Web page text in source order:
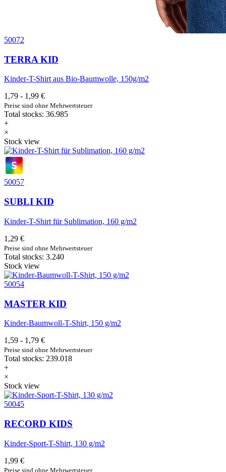
50072
TERRA KID
Kinder-T-Shirt aus Bio-Baumwolle, 150g/m2
1,79 - 1,99 €
Preise sind ohne Mehrwertsteuer
Total stocks: 36.985
+
×
Stock view
50057
SUBLI KID
Kinder-T-Shirt für Sublimation, 160 g/m2
1,29 €
Preise sind ohne Mehrwertsteuer
Total stocks: 3.240
Stock view
50054
MASTER KID
Kinder-Baumwoll-T-Shirt, 150 g/m2
1,59 - 1,79 €
Preise sind ohne Mehrwertsteuer
Total stocks: 239.018
+
×
Stock view
50045
RECORD KIDS
Kinder-Sport-T-Shirt, 130 g/m2
1,99 €
Preise sind ohne Mehrwertsteuer